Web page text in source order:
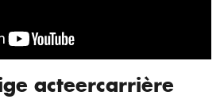
acteercarrière